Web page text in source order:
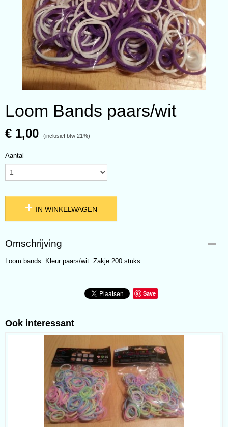
Loom Bands paars/wit
€ 1,00 (inclusief btw 21%)
Aantal
IN WINKELWAGEN
Omschrijving
Loom bands. Kleur paars/wit. Zakje 200 stuks.
Save
Ook interessant